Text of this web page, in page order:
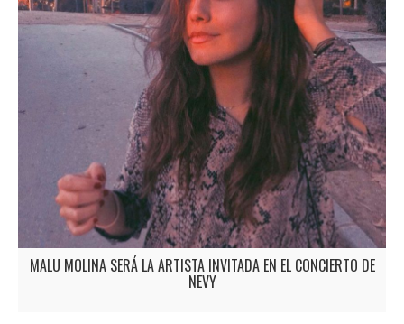
MALU MOLINA SERÁ LA ARTISTA INVITADA EN EL CONCIERTO DE
NEVY